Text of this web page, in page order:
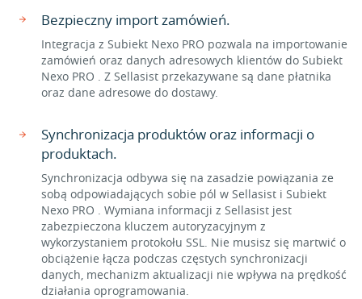
Bezpieczny import zamówień.
Integracja z Subiekt Nexo PRO pozwala na importowanie
zamówień oraz danych adresowych klientów do Subiekt
Nexo PRO . Z Sellasist przekazywane są dane płatnika
oraz dane adresowe do dostawy.
Synchronizacja produktów oraz informacji o
produktach.
Synchronizacja odbywa się na zasadzie powiązania ze
sobą odpowiadających sobie pól w Sellasist i Subiekt
Nexo PRO . Wymiana informacji z Sellasist jest
zabezpieczona kluczem autoryzacyjnym z
wykorzystaniem protokołu SSL. Nie musisz się martwić o
obciążenie łącza podczas częstych synchronizacji
danych, mechanizm aktualizacji nie wpływa na prędkość
działania oprogramowania.